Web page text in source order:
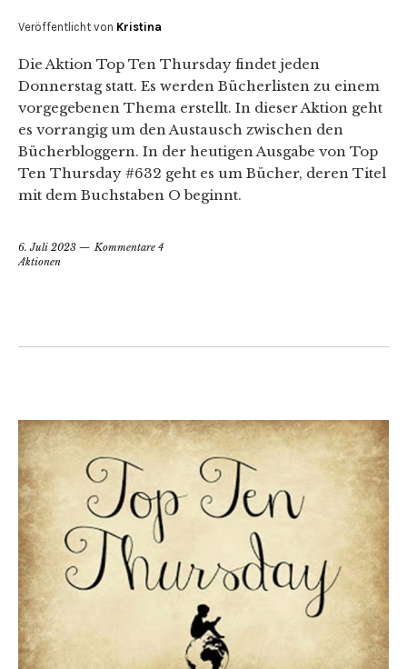
Veröffentlicht von Kristina
Die Aktion Top Ten Thursday findet jeden
Donnerstag statt. Es werden Bücherlisten zu einem
vorgegebenen Thema erstellt. In dieser Aktion geht
es vorrangig um den Austausch zwischen den
Bücherbloggern. In der heutigen Ausgabe von Top
Ten Thursday #632 geht es um Bücher, deren Titel
mit dem Buchstaben O beginnt.
6. Juli 2023
Kommentare 4
Aktionen